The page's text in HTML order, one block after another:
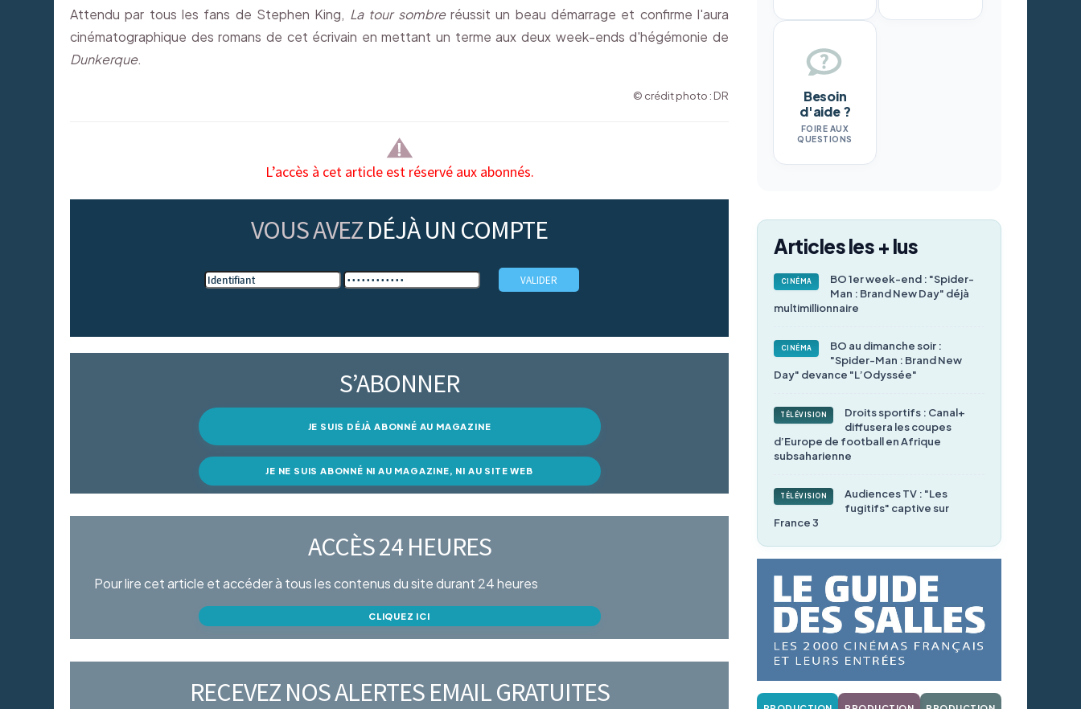
Attendu par tous les fans de Stephen King, La tour sombreréussit un beau démarrage et confirme l'aura
cinématographique des romans de cet écrivain en mettant un terme aux deux week-ends d'hégémonie de
Dunkerque.
© crédit photo : DR
L’accès à cet article est réservé aux abonnés.
VOUS AVEZ DÉJÀ UN COMPTE
S’ABONNER
JE SUIS DÉJÀ ABONNÉ AU MAGAZINE
JE NE SUIS ABONNÉ NI AU MAGAZINE, NI AU SITE WEB
ACCÈS 24 HEURES
Pour lire cet article et accéder à tous les contenus du site durant 24 heures
CLIQUEZ ICI
RECEVEZ NOS ALERTES EMAIL GRATUITES
Besoin
d'aide ?
FOIRE AUX
QUESTIONS
Articles les + lus
CINÉMA
BO 1er week-end : "Spider-
Man : Brand New Day" déjà
multimillionnaire
CINÉMA
BO au dimanche soir :
"Spider-Man : Brand New
Day" devance "L’Odyssée"
TÉLÉVISION
Droits sportifs : Canal+
diffusera les coupes
d’Europe de football en Afrique
subsaharienne
TÉLÉVISION
Audiences TV : "Les
fugitifs" captive sur
France 3